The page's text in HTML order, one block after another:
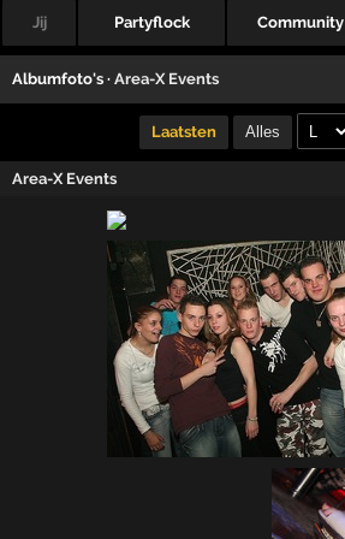
Jij Partyflock Community
Albumfoto's ·Area-X Events
Laatsten Alles
Area-X Events